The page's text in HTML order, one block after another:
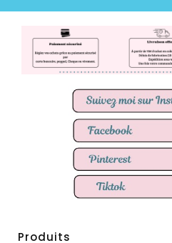
Produits